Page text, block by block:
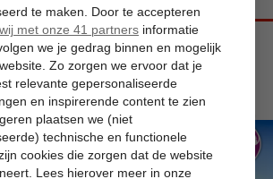
Bitez Fly & Go Toloman Hotel
Hotel
-Hotel